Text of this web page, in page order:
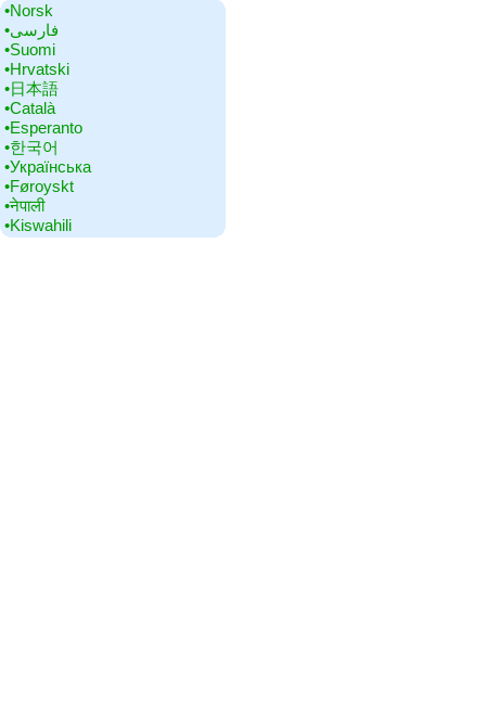
•‎Norsk
•‎فارسی
•‎Suomi
•‎Hrvatski
•‎日本語
•‎Català
•‎Esperanto
•‎한국어
•‎Українська
•‎Føroyskt
•‎नेपाली
•‎Kiswahili